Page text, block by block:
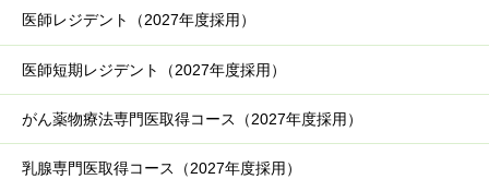
医師レジデント（2027年度採用）
医師短期レジデント（2027年度採用）
がん薬物療法専門医取得コース（2027年度採用）
乳腺専門医取得コース（2027年度採用）